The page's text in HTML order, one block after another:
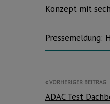
Konzept mit
Pressemeldung:
VORHERIGER BEITRAG
ADAC Test